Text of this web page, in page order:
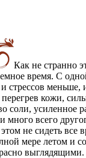
Как не странно
время. С
стрессов меньше,
кожи,
соли, усиленное
много всего
не сидеть все
мере летом и
выглядящими.